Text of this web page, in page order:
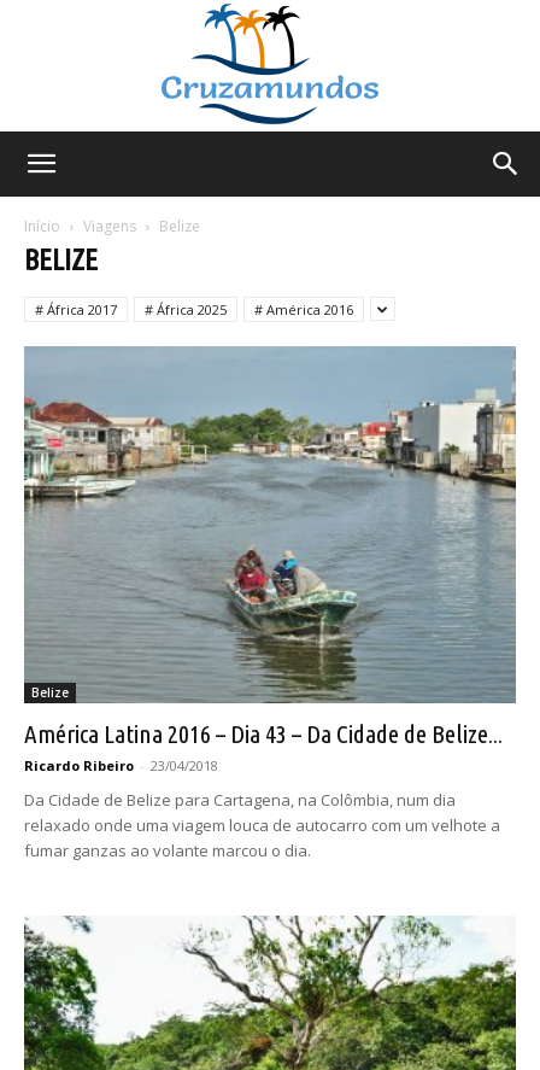
Início Viagens Belize
BELIZE
# África 2017 # África 2025 # América 2016
Belize
América Latina 2016 – Dia 43 – Da Cidade de Belize...
Ricardo Ribeiro - 23/04/2018
Da Cidade de Belize para Cartagena, na Colômbia, num dia
relaxado onde uma viagem louca de autocarro com um velhote a
fumar ganzas ao volante marcou o dia.